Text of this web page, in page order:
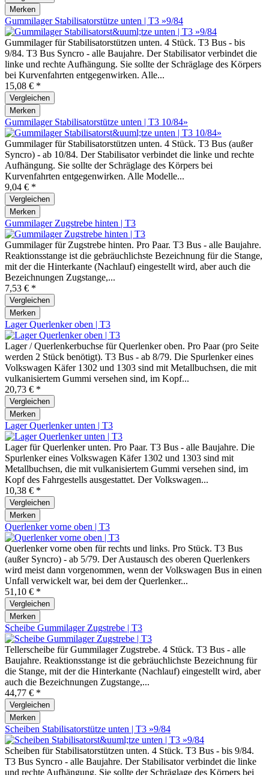
Merken
Gummilager Stabilisatorstütze unten | T3 »9/84
Gummilager für Stabilisatorstützen unten. 4 Stück. T3 Bus - bis
9/84. T3 Bus Syncro - alle Baujahre. Der Stabilisator verbindet die
linke und rechte Aufhängung. Sie sollte der Schräglage des Körpers
bei Kurvenfahrten entgegenwirken. Alle...
15,08 € *
Vergleichen
Merken
Gummilager Stabilisatorstütze unten | T3 10/84»
Gummilager für Stabilisatorstützen unten. 4 Stück. T3 Bus (außer
Syncro) - ab 10/84. Der Stabilisator verbindet die linke und rechte
Aufhängung. Sie sollte der Schräglage des Körpers bei
Kurvenfahrten entgegenwirken. Alle Modelle...
9,04 € *
Vergleichen
Merken
Gummilager Zugstrebe hinten | T3
Gummilager für Zugstrebe hinten. Pro Paar. T3 Bus - alle Baujahre.
Reaktionsstange ist die gebräuchlichste Bezeichnung für die Stange,
mit der die Hinterkante (Nachlauf) eingestellt wird, aber auch die
Bezeichnungen Zugstange,...
7,53 € *
Vergleichen
Merken
Lager Querlenker oben | T3
Lager / Querlenkerbuchse für Querlenker oben. Pro Paar (pro Seite
werden 2 Stück benötigt). T3 Bus - ab 8/79. Die Spurlenker eines
Volkswagen Käfer 1302 und 1303 sind mit Metallbuchsen, die mit
vulkanisiertem Gummi versehen sind, im Kopf...
20,73 € *
Vergleichen
Merken
Lager Querlenker unten | T3
Lager für Querlenker unten. Pro Paar. T3 Bus - alle Baujahre. Die
Spurlenker eines Volkswagen Käfer 1302 und 1303 sind mit
Metallbuchsen, die mit vulkanisiertem Gummi versehen sind, im
Kopf des Fahrgestells ausgestattet. Der Volkswagen...
10,38 € *
Vergleichen
Merken
Querlenker vorne oben | T3
Querlenker vorne oben für rechts und links. Pro Stück. T3 Bus
(außer Syncro) - ab 5/79. Der Austausch des oberen Querlenkers
wird meist dann vorgenommen, wenn der Volkswagen Bus in einen
Unfall verwickelt war, bei dem der Querlenker...
51,10 € *
Vergleichen
Merken
Scheibe Gummilager Zugstrebe | T3
Tellerscheibe für Gummilager Zugstrebe. 4 Stück. T3 Bus - alle
Baujahre. Reaktionsstange ist die gebräuchlichste Bezeichnung für
die Stange, mit der die Hinterkante (Nachlauf) eingestellt wird, aber
auch die Bezeichnungen Zugstange,...
44,77 € *
Vergleichen
Merken
Scheiben Stabilisatorstütze unten | T3 »9/84
Scheiben für Stabilisatorstützen unten. 4 Stück. T3 Bus - bis 9/84.
T3 Bus Syncro - alle Baujahre. Der Stabilisator verbindet die linke
und rechte Aufhängung. Sie sollte der Schräglage des Körpers bei